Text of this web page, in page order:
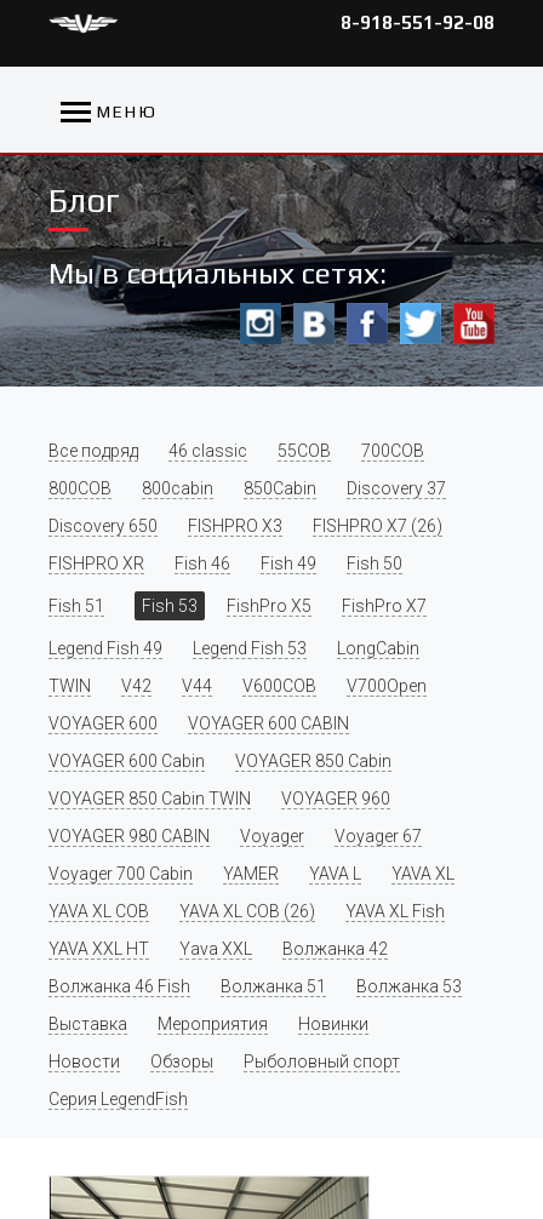
8-918-551-92-08
МЕНЮ
Блог
Мы в социальных сетях:
Все подряд 46 classic 55COB
700COB
800COB
800cabin 850Cabin
Discovery 37
Discovery 650
FISHPRO X3
FISHPRO X7 (26)
FISHPRO XR
Fish 46 Fish 49 Fish 50
Fish 51 Fish 53 FishPro X5 FishPro X7
Legend Fish 49 Legend Fish 53
LongCabin
TWIN
V42 V44 V600COB
V700Open
VOYAGER 600
VOYAGER 600 CABIN
VOYAGER 600 Cabin
VOYAGER 850 Cabin
VOYAGER 850 Cabin TWIN
VOYAGER 960
VOYAGER 980 CABIN
Voyager
Voyager 67
Voyager 700 Cabin
YAMER YAVA L
YAVA XL
YAVA XL COB
YAVA XL COB (26)
YAVA XL Fish
YAVA XXL HT
Yava XXL
Волжанка 42
Волжанка 46 Fish
Волжанка 51
Волжанка 53
Выставка
Мероприятия
Новинки
Новости
Обзоры
Рыболовный спорт
Серия LegendFish